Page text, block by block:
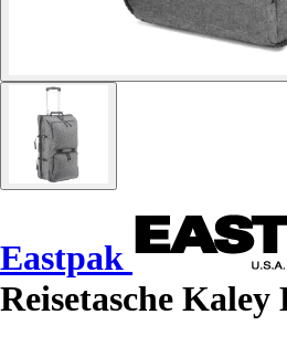
Eastpak
Reisetasche Kaley